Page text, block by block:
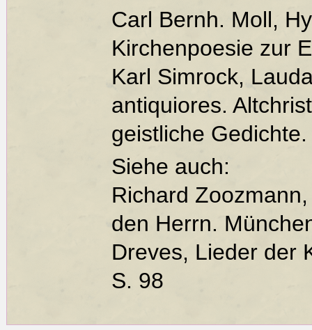
Carl Bernh. Moll,
Kirchenpoesie zur
Karl Simrock,
antiquiores.
geistliche
Siehe auch:
Richard
den Herrn.
Dreves, Lieder der
S. 98